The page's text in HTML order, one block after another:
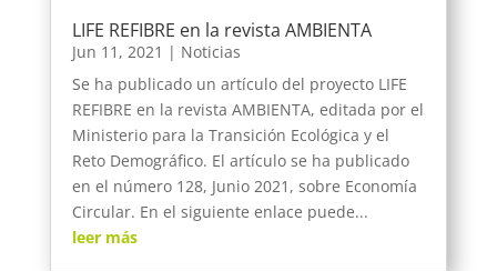
LIFE REFIBRE en la revista AMBIENTA
Jun 11, 2021 | Noticias
Se ha publicado un artículo del proyecto LIFE
REFIBRE en la revista AMBIENTA, editada por el
Ministerio para la Transición Ecológica y el
Reto Demográfico. El artículo se ha publicado
en el número 128, Junio 2021, sobre Economía
Circular. En el siguiente enlace puede...
leer más